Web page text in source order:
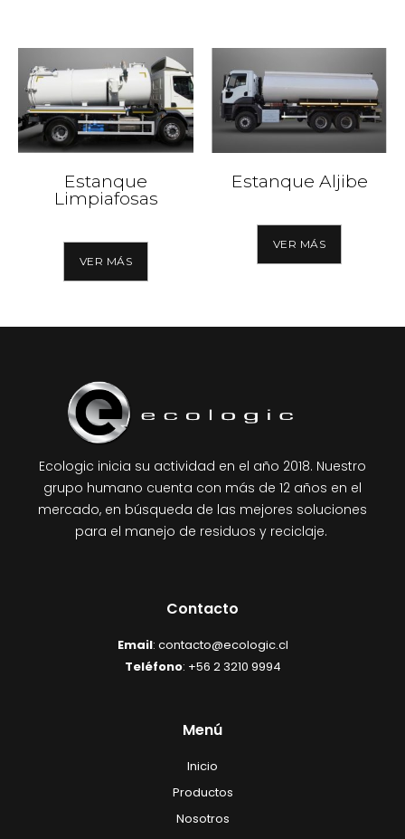
Estanque
Limpiafosas
VER MÁS
Estanque Aljibe
VER MÁS
Ecologic inicia su actividad en el año 2018. Nuestro
grupo humano cuenta con más de 12 años en el
mercado, en búsqueda de las mejores soluciones
para el manejo de residuos y reciclaje.
Contacto
Email: contacto@ecologic.cl
Teléfono: +56 2 3210 9994
Menú
Inicio
Productos
Nosotros